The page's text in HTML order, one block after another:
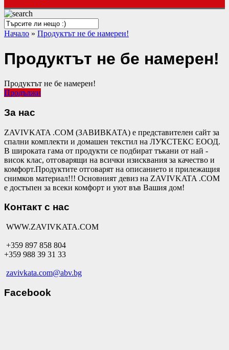
Начало » Продуктът не бе намерен!
Продуктът не бе намерен!
Продуктът не бе намерен!
Продължи
За нас
ZAVIVKATA .COM (ЗАВИВКАТА) е представителен сайт за
спални комплекти и домашен текстил на ЛУКСТЕКС ЕООД.
В широката гама от продукти се подбират тъкани от най -
висок клас, отговарящи на всички изисквания за качество и
комфорт.Продуктите отговарят на описанието и прилежащия
снимков материал!!! Основният девиз на ZAVIVKATA .COM
е достъпен за всеки комфорт и уют във Вашия дом!
Контакт с нас
WWW.ZAVIVKATA.COM
+359 897 858 804
+359 988 39 31 33
zavivkata.com@abv.bg
Facebook